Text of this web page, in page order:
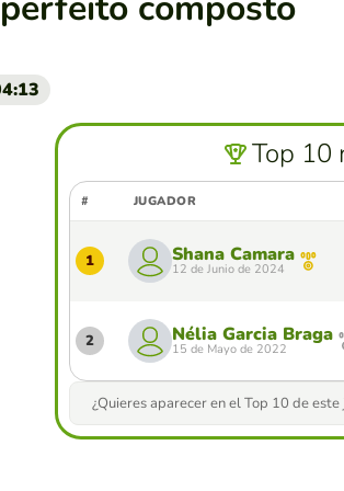
Top 10
# JUGADOR
1 Shana Camara
12 de Junio de 2024
2 Nélia Garcia Braga
15 de Mayo de 2022
¿Quieres aparecer en el Top 10 de